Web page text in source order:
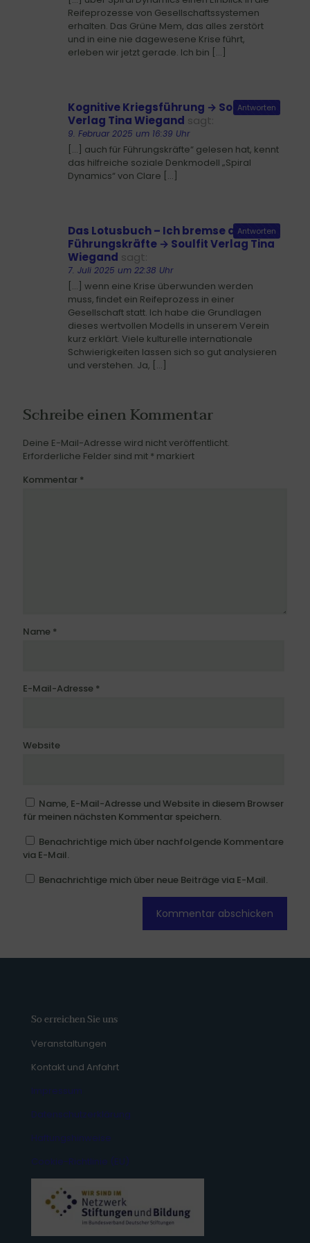
Reifeprozesse von Gesellschaftssystemen
erhalten. Das Grüne Mem, das alles zerstört
und in eine nie dagewesene Krise führt,
erleben wir jetzt gerade. Ich bin […]
Kognitive Kriegsführung → Soulfit
Verlag Tina Wiegand sagt:
9. Februar 2025 um 16:39 Uhr
[…] auch für Führungskräfte“ gelesen hat, kennt
das hilfreiche soziale Denkmodell „Spiral
Dynamics“ von Clare […]
Antworten
Das Lotusbuch – Ich bremse auch für
Führungskräfte → Soulfit Verlag Tina
Wiegand sagt:
7. Juli 2025 um 22:38 Uhr
[…] wenn eine Krise überwunden werden
muss, findet ein Reifeprozess in einer
Gesellschaft statt. Ich habe die Grundlagen
dieses wertvollen Modells in unserem Verein
kurz erklärt. Viele kulturelle internationale
Schwierigkeiten lassen sich so gut analysieren
und verstehen. Ja, […]
Antworten
Schreibe einen Kommentar
Deine E-Mail-Adresse wird nicht veröffentlicht.
Erforderliche Felder sind mit * markiert
Kommentar *
Name *
E-Mail-Adresse *
Website
Name, E-Mail-Adresse und Website in diesem Browser
für meinen nächsten Kommentar speichern.
Benachrichtige mich über nachfolgende Kommentare
via E-Mail.
Benachrichtige mich über neue Beiträge via E-Mail.
So erreichen Sie uns
Veranstaltungen
Kontakt und Anfahrt
Impressum
Datenschutzerklärung
Haftungshinweise
Cookie-Richtlinie (EU)